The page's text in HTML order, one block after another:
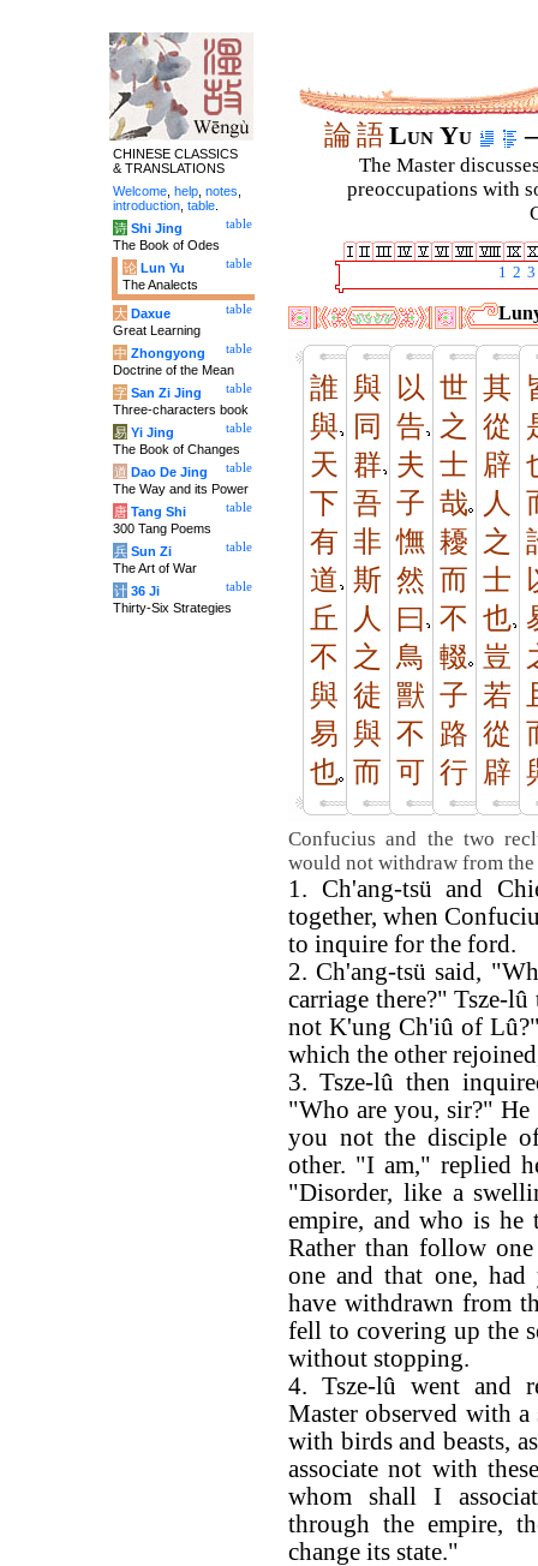
論語Lun Yu
The Master
preoccupations with
1 2 3
誰
與
天
下
有
道
丘
不
與
易
也
與
同
群
吾
非
斯
人
之
徒
與
而
以
告
夫
子
憮
然
曰
鳥
獸
不
可
世
之
士
哉
耰
而
不
輟
子
路
行
其
從
辟
人
之
士
也
豈
若
從
辟
Confucius and the two
would not withdraw from
1. Ch'ang-tsü and
together, when
to inquire for the ford.
2. Ch'ang-tsü said,
carriage there?" Tsze-
not K'ung Ch'iû of
which the other
3. Tsze-lû then
"Who are you, sir?"
you not the disciple
other. "I am," replied
"Disorder, like a
empire, and who is he
Rather than follow
one and that one,
have withdrawn from
fell to covering up the
without stopping.
4. Tsze-lû went and
Master observed with
with birds and beasts,
associate not with
whom shall I
through the empire,
change its state."
CHINESE CLASSICS
& TRANSLATIONS
Welcome help notes
introduction table
table
诗 Shi Jing
The Book of Odes
table
论 Lun Yu
The Analects
table
大 Daxue
Great Learning
table
中 Zhongyong
Doctrine of the Mean
table
字 San Zi Jing
Three-characters book
table
易 Yi Jing
The Book of Changes
table
道 Dao De Jing
The Way and its Power
table
唐 Tang Shi
300 Tang Poems
table
兵 Sun Zi
The Art of War
table
计 36 Ji
Thirty-Six Strategies